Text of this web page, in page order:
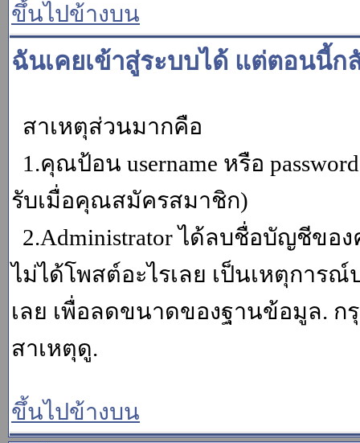
ขึ้นไปข้างบน
ฉันเคยเข้าสู่ระบบได้ แต่ตอนนี้ก
สาเหตุส่วนมากคือ
1.คุณป้อน username หรือ
รับเมื่อคุณสมัครสมาชิก)
2.Administrator ได้ลบชื่อบัญชีขอ
ไม่ได้โพสต์อะไรเลย เป็นเหตุการ
เลย เพื่อลดขนาดของฐานข้อมูล.
สาเหตุดู.
ขึ้นไปข้างบน